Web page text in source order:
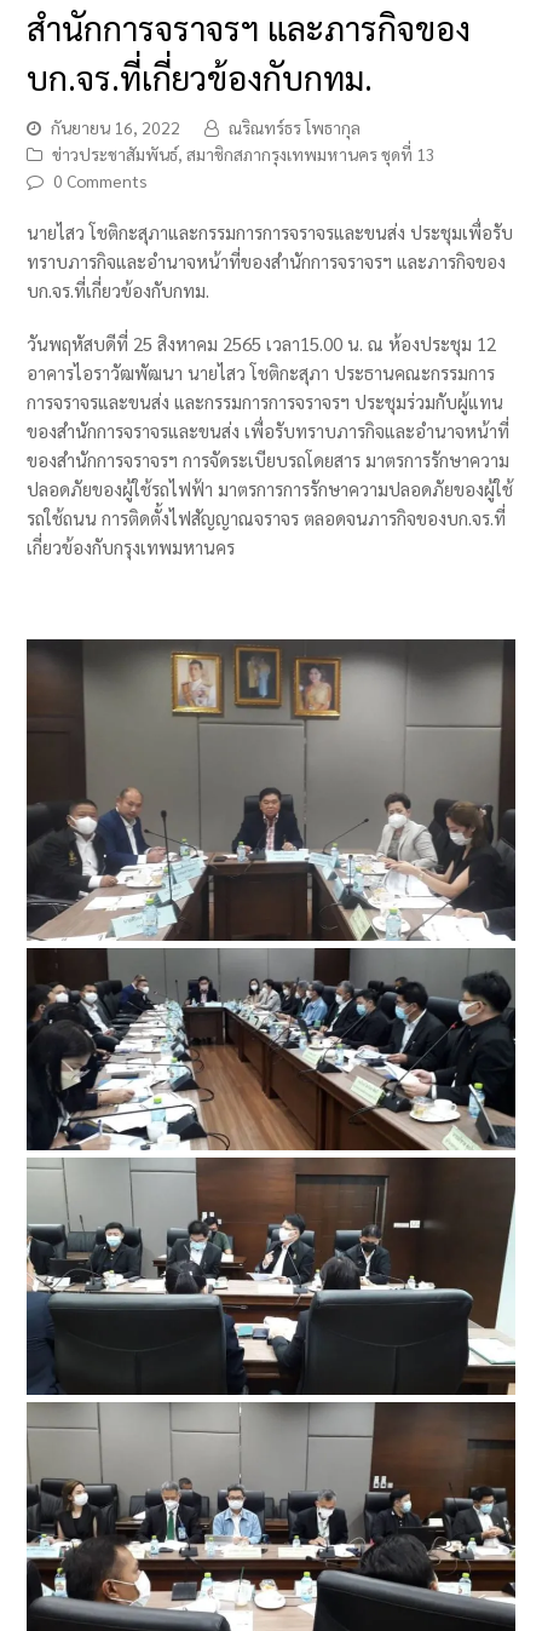
สำนักการจราจรฯ และภารกิจของ
บก.จร.ที่เกี่ยวข้องกับกทม.
กันยายน 16, 2022
ณริณทร์ธร โพธากุล
ข่าวประชาสัมพันธ์, สมาชิกสภากรุงเทพมหานคร ชุดที่ 13
0 Comments
นายไสว โชติกะสุภาและกรรมการการจราจรและขนส่ง ประชุมเพื่อรับ
ทราบภารกิจและอำนาจหน้าที่ของสำนักการจราจรฯ และภารกิจของ
บก.จร.ที่เกี่ยวข้องกับกทม.
วันพฤหัสบดีที่ 25 สิงหาคม 2565 เวลา15.00 น. ณ ห้องประชุม 12
อาคารไอราวัฒพัฒนา นายไสว โชติกะสุภา ประธานคณะกรรมการ
การจราจรและขนส่ง และกรรมการการจราจรฯ ประชุมร่วมกับผู้แทน
ของสำนักการจราจรและขนส่ง เพื่อรับทราบภารกิจและอำนาจหน้าที่
ของสำนักการจราจรฯ การจัดระเบียบรถโดยสาร มาตรการรักษาความ
ปลอดภัยของผู้ใช้รถไฟฟ้า มาตรการการรักษาความปลอดภัยของผู้ใช้
รถใช้ถนน การติดตั้งไฟสัญญาณจราจร ตลอดจนภารกิจของบก.จร.ที่
เกี่ยวข้องกับกรุงเทพมหานคร